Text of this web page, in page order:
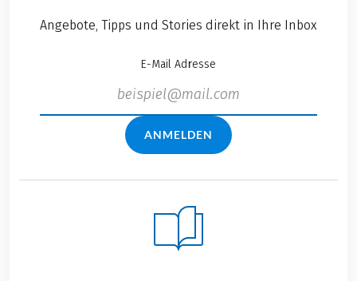
Angebote, Tipps und Stories direkt in Ihre Inbox
E-Mail Adresse
ANMELDEN